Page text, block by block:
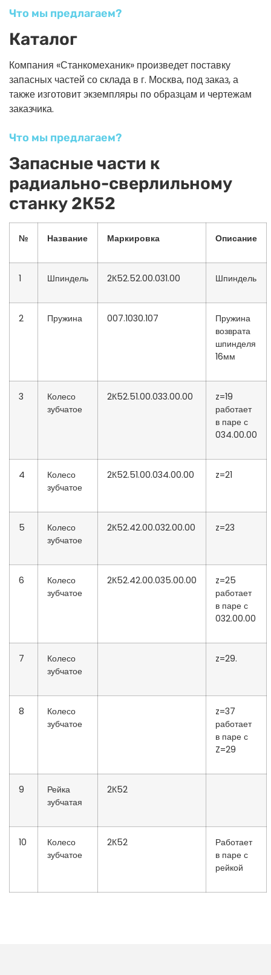
Что мы предлагаем?
Каталог
Компания «Станкомеханик» произведет поставку
запасных частей со склада в г. Москва, под заказ, а
также изготовит экземпляры по образцам и чертежам
заказчика.
Что мы предлагаем?
Запасные части к
радиально-сверлильному
станку 2К52
№ Название Маркировка Описание
1 Шпиндель 2К52.52.00.031.00 Шпиндель
2 Пружина 007.1030.107
Пружина
возврата
шпинделя
16мм
3
Колесо
зубчатое
2К52.51.00.033.00.00
z=19
работает
в паре с
034.00.00
4
Колесо
зубчатое
2К52.51.00.034.00.00 z=21
5
Колесо
зубчатое
2К52.42.00.032.00.00 z=23
6
Колесо
зубчатое
2К52.42.00.035.00.00
z=25
работает
в паре с
032.00.00
7
Колесо
зубчатое
z=29.
8
Колесо
зубчатое
z=37
работает
в паре с
Z=29
9
Рейка
зубчатая
2К52
10
Колесо
зубчатое
2К52
Работает
в паре с
рейкой